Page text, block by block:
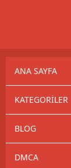
ANA SAYFA
KATEGORILER
BLOG
DMCA